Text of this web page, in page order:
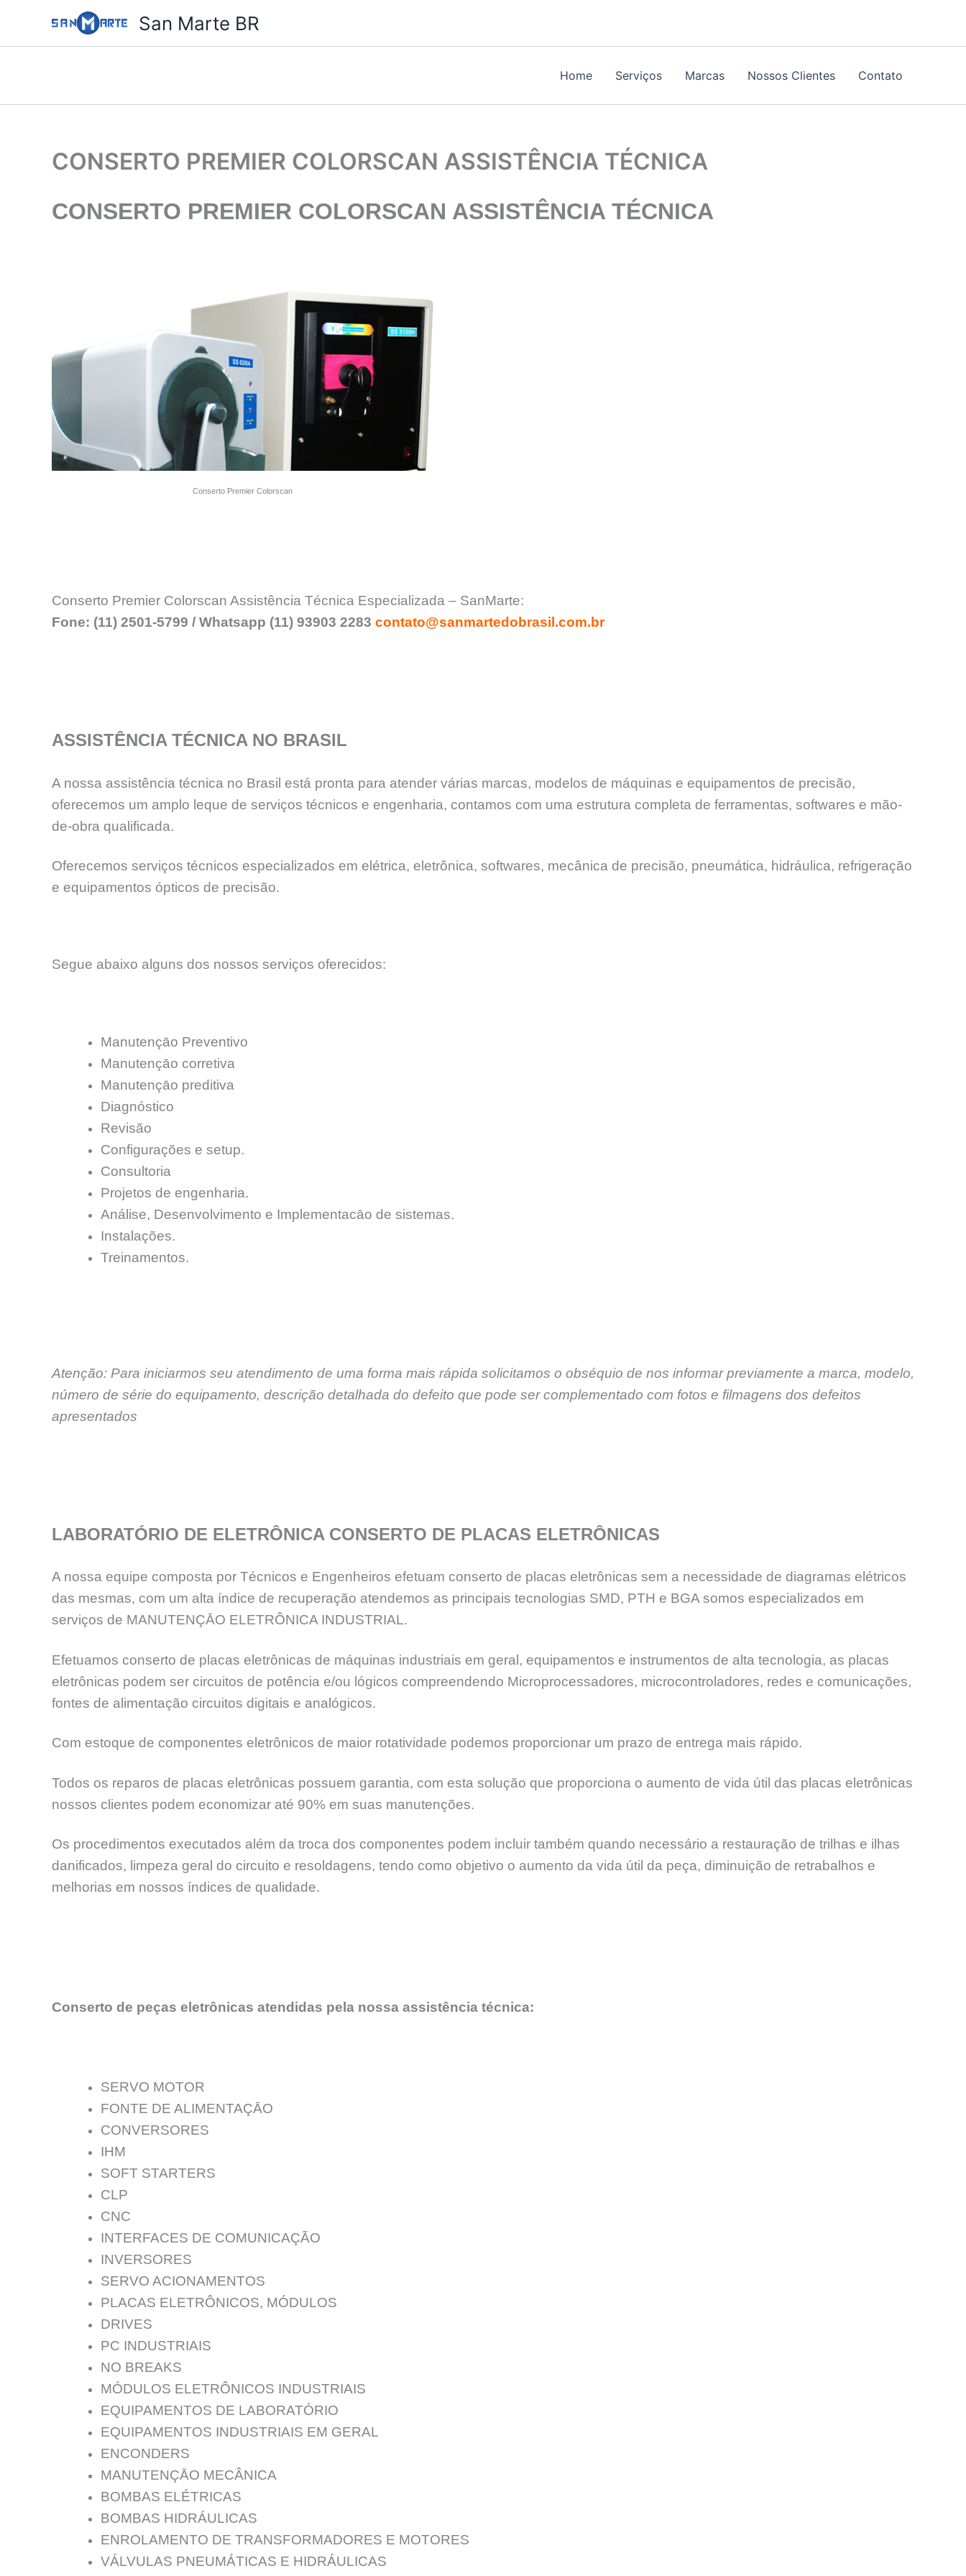
o
San Marte BR
Home Serviços Marcas Nossos Clientes Contato
CONSERTO PREMIER COLORSCAN ASSISTÊNCIA TÉCNICA
CONSERTO PREMIER COLORSCAN ASSISTÊNCIA TÉCNICA
Conserto Premier Colorscan
Conserto Premier Colorscan Assistência Técnica Especializada – SanMarte:
Fone: (11) 2501-5799 / Whatsapp (11) 93903 2283 contato@sanmartedobrasil.com.br
ASSISTÊNCIA TÉCNICA NO BRASIL
A nossa assistência técnica no Brasil está pronta para atender várias marcas, modelos de máquinas e equipamentos de precisão,
oferecemos um amplo leque de serviços técnicos e engenharia, contamos com uma estrutura completa de ferramentas, softwares e mão-
de-obra qualificada.
Oferecemos serviços técnicos especializados em elétrica, eletrônica, softwares, mecânica de precisão, pneumática, hidráulica, refrigeração
e equipamentos ópticos de precisão.
Segue abaixo alguns dos nossos serviços oferecidos:
Manutençāo Preventivo
Manutençāo corretiva
Manutençāo preditiva
Diagnóstico
Revisão
Configurações e setup.
Consultoria
Projetos de engenharia.
Análise, Desenvolvimento e Implementacāo de sistemas.
Instalações.
Treinamentos.
Atenção: Para iniciarmos seu atendimento de uma forma mais rápida solicitamos o obséquio de nos informar previamente a marca, modelo,
número de série do equipamento, descrição detalhada do defeito que pode ser complementado com fotos e filmagens dos defeitos
apresentados
LABORATÓRIO DE ELETRÔNICA CONSERTO DE PLACAS ELETRÔNICAS
A nossa equipe composta por Técnicos e Engenheiros efetuam conserto de placas eletrônicas sem a necessidade de diagramas elétricos
das mesmas, com um alta índice de recuperação atendemos as principais tecnologias SMD, PTH e BGA somos especializados em
serviços de MANUTENÇĀO ELETRÔNICA INDUSTRIAL.
Efetuamos conserto de placas eletrônicas de máquinas industriais em geral, equipamentos e instrumentos de alta tecnologia, as placas
eletrônicas podem ser circuitos de potência e/ou lógicos compreendendo Microprocessadores, microcontroladores, redes e comunicações,
fontes de alimentação circuitos digitais e analógicos.
Com estoque de componentes eletrônicos de maior rotatividade podemos proporcionar um prazo de entrega mais rápido.
Todos os reparos de placas eletrônicas possuem garantia, com esta solução que proporciona o aumento de vida útil das placas eletrônicas
nossos clientes podem economizar até 90% em suas manutenções.
Os procedimentos executados além da troca dos componentes podem incluir também quando necessário a restauração de trilhas e ilhas
danificados, limpeza geral do circuito e resoldagens, tendo como objetivo o aumento da vida útil da peça, diminuição de retrabalhos e
melhorias em nossos índices de qualidade.
Conserto de peças eletrônicas atendidas pela nossa assistência técnica:
SERVO MOTOR
FONTE DE ALIMENTAÇĀO
CONVERSORES
IHM
SOFT STARTERS
CLP
CNC
INTERFACES DE COMUNICAÇÃO
INVERSORES
SERVO ACIONAMENTOS
PLACAS ELETRÔNICOS, MÓDULOS
DRIVES
PC INDUSTRIAIS
NO BREAKS
MÓDULOS ELETRÔNICOS INDUSTRIAIS
EQUIPAMENTOS DE LABORATÓRIO
EQUIPAMENTOS INDUSTRIAIS EM GERAL
ENCONDERS
MANUTENÇĀO MECÂNICA
BOMBAS ELÉTRICAS
BOMBAS HIDRÁULICAS
ENROLAMENTO DE TRANSFORMADORES E MOTORES
VÁLVULAS PNEUMÁTICAS E HIDRÁULICAS